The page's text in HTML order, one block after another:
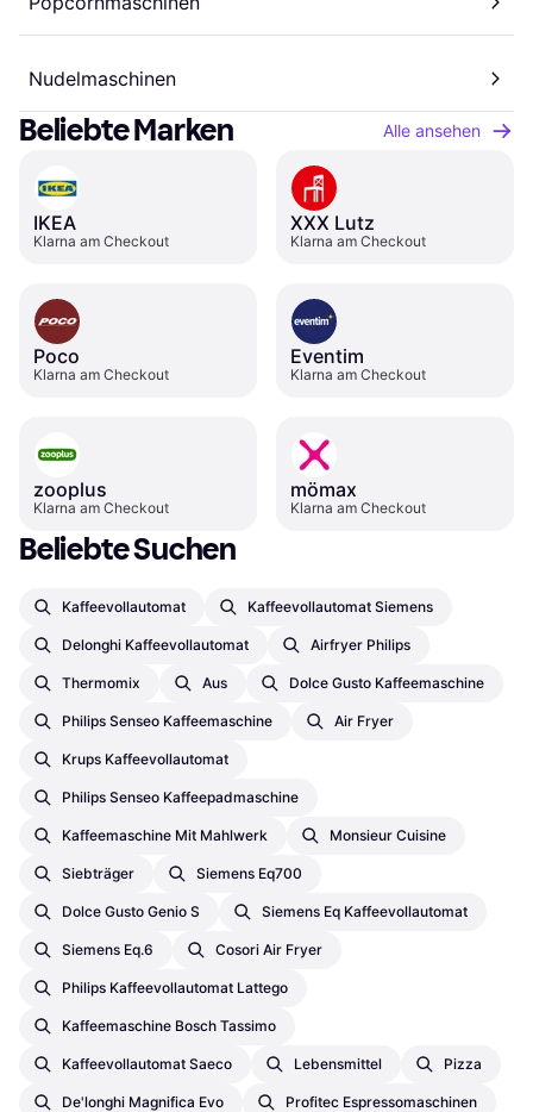
Nudelmaschinen
Beliebte Marken Alle ansehen
IKEA
Klarna am Checkout
XXX Lutz
Klarna am Checkout
Poco
Klarna am Checkout
Eventim
Klarna am Checkout
zooplus
Klarna am Checkout
mömax
Klarna am Checkout
Beliebte Suchen
Kaffeevollautomat Kaffeevollautomat Siemens
Delonghi Kaffeevollautomat Airfryer Philips
Thermomix Aus Dolce Gusto Kaffeemaschine
Philips Senseo Kaffeemaschine Air Fryer
Krups Kaffeevollautomat
Philips Senseo Kaffeepadmaschine
Kaffeemaschine Mit Mahlwerk Monsieur Cuisine
Siebträger Siemens Eq700
Dolce Gusto Genio S Siemens Eq Kaffeevollautomat
Siemens Eq.6 Cosori Air Fryer
Philips Kaffeevollautomat Lattego
Kaffeemaschine Bosch Tassimo
Kaffeevollautomat Saeco Lebensmittel Pizza
De'longhi Magnifica Evo Profitec Espressomaschinen